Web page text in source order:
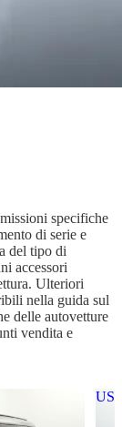
specifiche
di serie e
del tipo di
accessori
Ulteriori
nella guida sul
delle autovetture
vendita e